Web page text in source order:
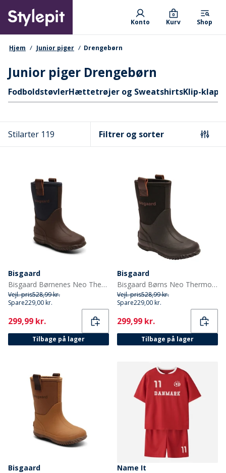
main
content
Primary departments
Konto Kurv
0
Shop
navigationssti
Hjem Junior piger Drengebørn
Junior piger Drengebørn
Hurtige links
FodboldstøvlerHættetrøjer og SweatshirtsKlip-
Stilarter 119 Filtrer og sorter
Bisgaard
Bisgaard Børnenes Neo Thermo Gummistøvler Blå
Vejl. pris528,99 kr.
Spare229,00 kr.
Current
299,99 kr.
Tilbage på lager
Bisgaard
Bisgaard Børns Neo Thermo Gummistøvler Sort
Vejl. pris528,99 kr.
Spare229,00 kr.
Current
299,99 kr.
Tilbage på lager
Bisgaard
Name It